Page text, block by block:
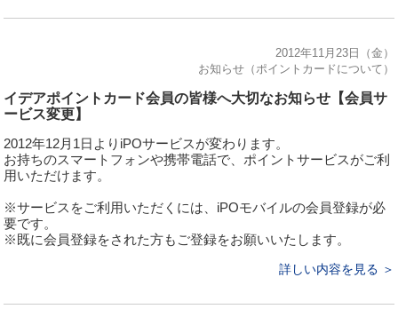
2012年11月23日（金）
お知らせ（ポイントカードについて）
イデアポイントカード会員の皆様へ大切なお知らせ【会員サ
ービス変更】
2012年12月1日よりiPOサービスが変わります。
お持ちのスマートフォンや携帯電話で、ポイントサービスがご利
用いただけます。
※サービスをご利用いただくには、iPOモバイルの会員登録が必
要です。
※既に会員登録をされた方もご登録をお願いいたします。
詳しい内容を見る ＞